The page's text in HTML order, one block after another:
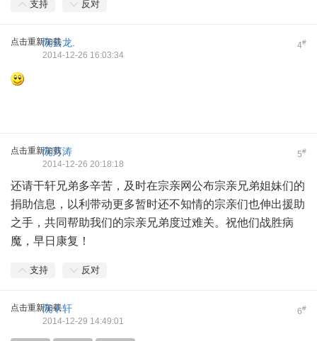
支持 反对
点击重新加载 4#
阮云龙.
2014-12-26 16:03:34
点击重新加载 5#
阮万涛
2014-12-26 20:18:18
还请干轩兄弟多辛苦，及时在宗亲网公布宗亲兄弟姐妹们的
捐助信息，以利带动更多暂时还不知情的宗亲们也伸出援助
之手，共同帮助我们的宗亲兄弟度过难关。祝他们战胜病
魔，早日康复！
支持 反对
点击重新加载 6#
阮干轩
2014-12-29 14:49:01